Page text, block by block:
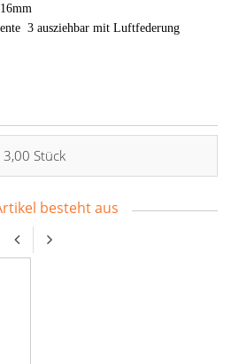
3 ausziehbar mit Luftfederung
3,00 Stück
besteht aus